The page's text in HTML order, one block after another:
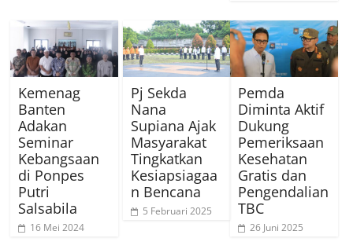
Kemenag
Banten
Adakan
Seminar
Kebangsaan
di Ponpes
Putri
Salsabila
16 Mei 2024
Pj Sekda
Nana
Supiana Ajak
Masyarakat
Tingkatkan
Kesiapsiagaa
n Bencana
5 Februari 2025
Pemda
Diminta Aktif
Dukung
Pemeriksaan
Kesehatan
Gratis dan
Pengendalian
TBC
26 Juni 2025